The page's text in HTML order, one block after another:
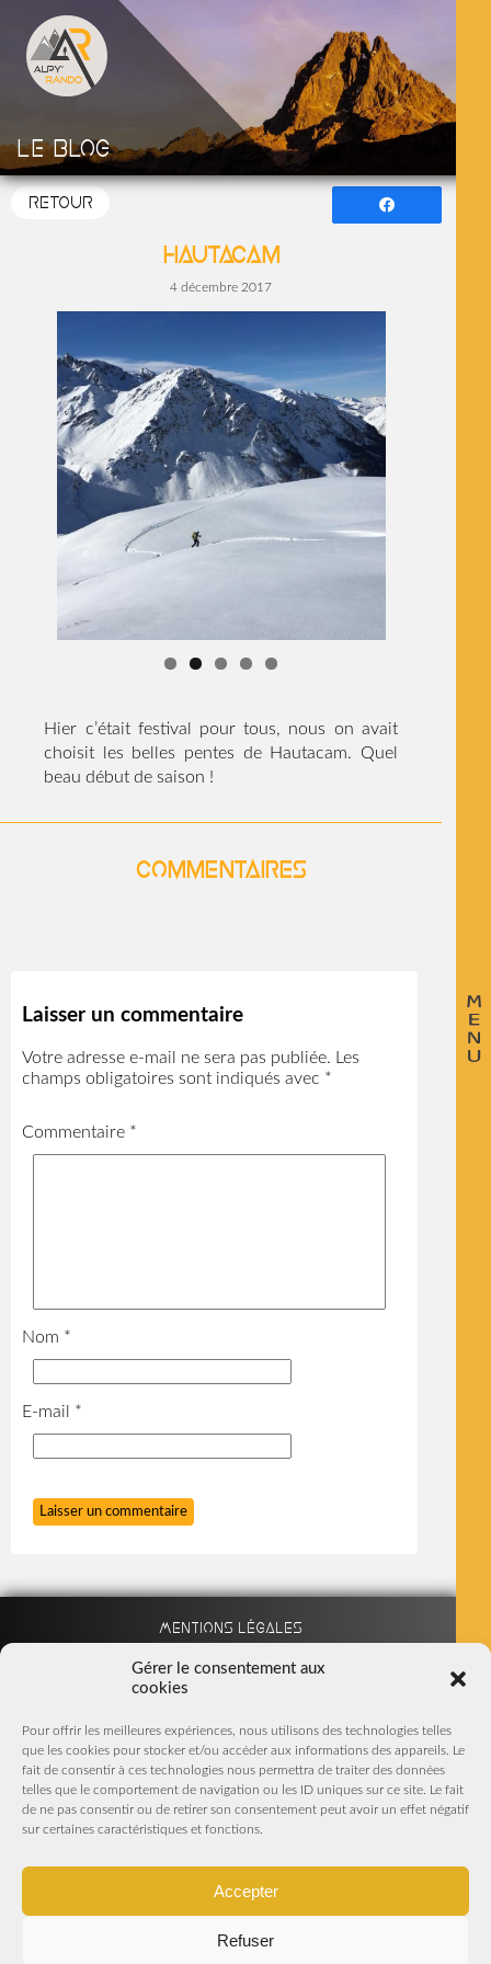
Gérer le consentement aux
cookies
Pour offrir les meilleures expériences, nous utilisons des technologies telles
que les cookies pour stocker et/ou accéder aux informations des appareils. Le
fait de consentir à ces technologies nous permettra de traiter des données
telles que le comportement de navigation ou les ID uniques sur ce site. Le fait
de ne pas consentir ou de retirer son consentement peut avoir un effet négatif
sur certaines caractéristiques et fonctions.
Accepter
Refuser
Le blog
RETOUR
Hautacam
4 décembre 2017
Hier c’était festival pour tous, nous on avait
choisit les belles pentes de Hautacam. Quel
beau début de saison !
Commentaires
Laisser un commentaire
Votre adresse e-mail ne sera pas publiée. Les
champs obligatoires sont indiqués avec *
Commentaire *
Nom *
E-mail *
Mentions légales
Partenaires
Nous suivre sur Facebook
S'inscrire à la Newsletter